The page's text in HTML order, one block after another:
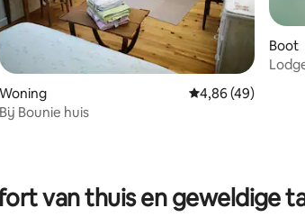
van 4,95 op 5, 66 recensies
Woning Gemiddelde
4,86 (49)
Bij Bounie huis
Boot
van thuis en geweldige